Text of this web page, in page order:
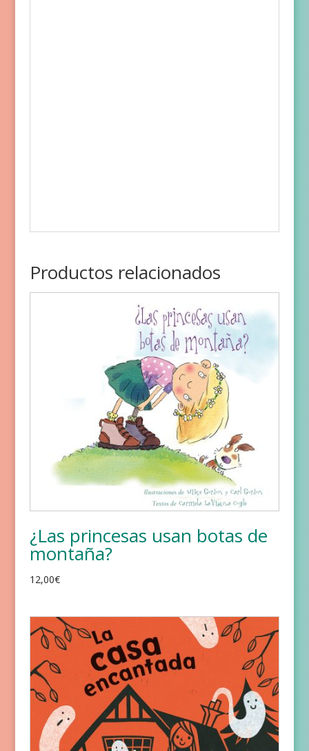
Productos relacionados
¿Las princesas usan botas de
montaña?
12,00€